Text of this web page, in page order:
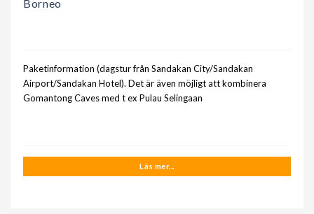
Borneo
Paketinformation (dagstur från Sandakan City/Sandakan
Airport/Sandakan Hotel). Det är även möjligt att kombinera
Gomantong Caves med t ex Pulau Selingaan
Läs mer...